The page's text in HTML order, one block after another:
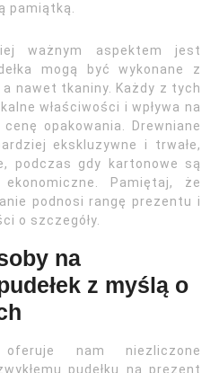
pamiątką.
ważnym aspektem jest
mogą być wykonane z
nawet tkaniny. Każdy z tych
właściwości i wpływa na
opakowania. Drewniane
ekskluzywne i trwałe,
podczas gdy kartonowe są
Pamiętaj, że
podnosi rangę prezentu i
o szczegóły.
na
z myślą o
nam niezliczone
pudełku na prezent